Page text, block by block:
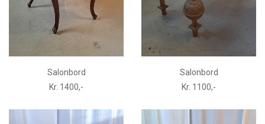
Salonbord
Kr. 1400,-
Salonbord
Kr. 1100,-